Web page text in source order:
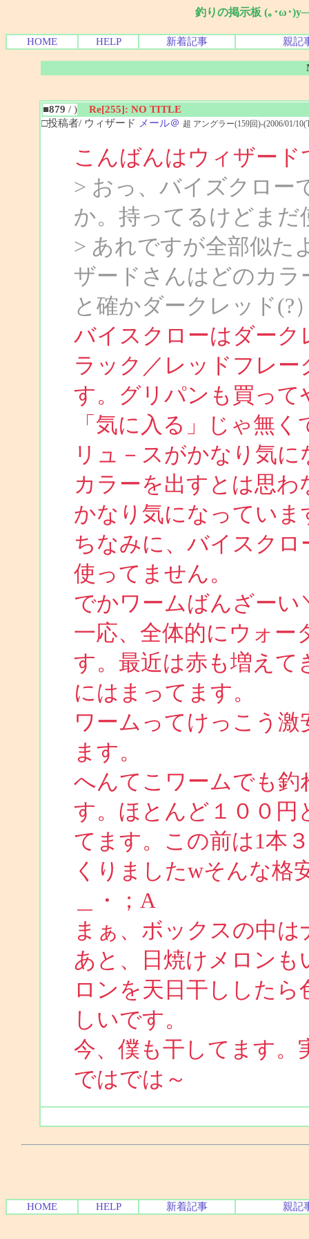
釣りの掲示板 (｡･ω･
HOME HELP 新着記事 親記
■879 / )
Re[255]: NO TITLE
□投稿者/ ウィザード メール＠ 超 アングラー(159回)-(2006/01/
こんばんはウィザード
> おっ、バイズクロー
か。持ってるけどま
> あれですが全部似た
ザードさんはどのカ
と確かダークレッド
バイスクローはダー
ラック／レッドフレ
す。グリパンも買って
「気に入る」じゃ無
リュ－スがかなり気
カラーを出すとは思
かなり気になっていま
ちなみに、バイスク
使ってません。
でかワームばんざーい
一応、全体的にウォー
す。最近は赤も増えて
にはまってます。
ワームってけっこう
ます。
へんてこワームでも
す。ほとんど１００円
てます。この前は1本
くりましたwそんな格
＿・；A
まぁ、ボックスの中
あと、日焼けメロン
ロンを天日干しした
しいです。
今、僕も干してます。
ではでは～
HOME HELP 新着記事 親記